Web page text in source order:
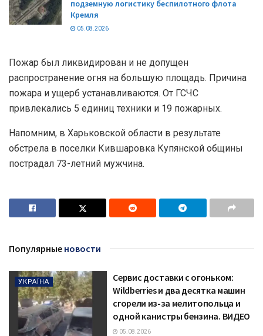
подземную логистику беспилотного флота
Кремля
05.08.2026
Пожар был ликвидирован и не допущен
распространение огня на большую площадь. Причина
пожара и ущерб устанавливаются. От ГСЧС
привлекались 5 единиц техники и 19 пожарных.
Напомним, в Харьковской области в результате
обстрела в поселки Кившаровка Купянской общины
пострадал 73-летний мужчина.
Популярные новости
УКРАЇНА
Сервис доставки с огоньком:
Wildberries и два десятка машин
сгорели из-за мелитопольца и
одной канистры бензина. ВИДЕО
05.08.2026